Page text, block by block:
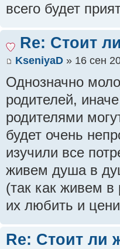
всего будет
Re: Стоит
KseniyaD » 16 сен
Однозначно
родителей,
родителями
будет очень
изучили все
живем душа в
(так как живем в
их любить и
Re: Стоит ли